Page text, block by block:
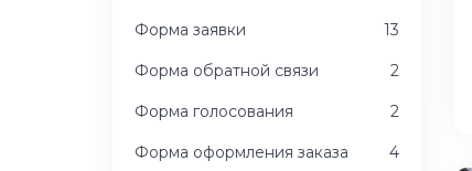
Форма заявки 13
Форма обратной связи 2
Форма голосования 2
Форма оформления заказа 4